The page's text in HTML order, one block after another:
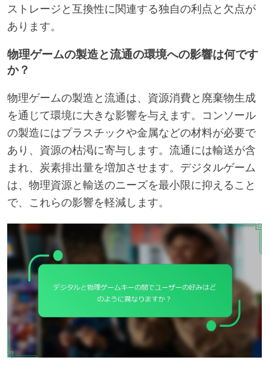
ストレージと互換性に関連する独自の利点と欠点が
あります。
物理ゲームの製造と流通の環境への影響は何です
か？
物理ゲームの製造と流通は、資源消費と廃棄物生成
を通じて環境に大きな影響を与えます。コンソール
の製造にはプラスチックや金属などの材料が必要で
あり、資源の枯渇に寄与します。流通には輸送が含
まれ、炭素排出量を増加させます。デジタルゲーム
は、物理資源と輸送のニーズを最小限に抑えること
で、これらの影響を軽減します。